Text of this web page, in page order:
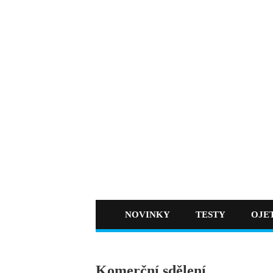
NOVINKY TESTY